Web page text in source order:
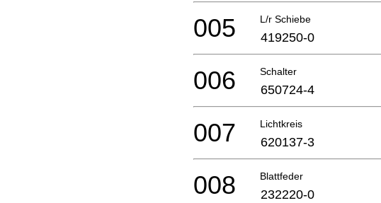
L/r Schiebe
005 419250-0
Schalter
006 650724-4
Lichtkreis
007 620137-3
Blattfeder
008 232220-0